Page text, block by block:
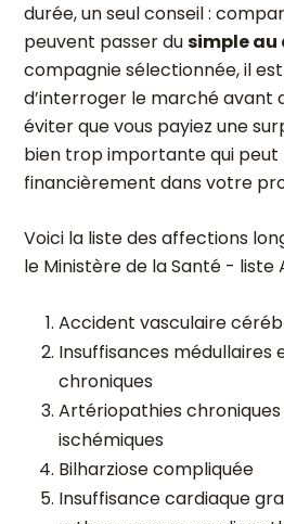
durée, un seul conseil :
peuvent passer dusimple au
compagnie sélectionnée, il
d’interroger le marché avant
éviter que vous payiez une
bien trop importante qui
financièrement dans votre
Voici la liste des affections
le Ministère de la Santé - liste
Accident vasculaire
Insuffisances
chroniques
Artériopathies
ischémiques
Bilharziose compliquée
Insuffisance cardiaque